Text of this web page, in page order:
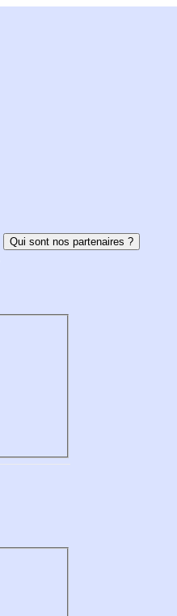
Qui sont nos partenaires ?